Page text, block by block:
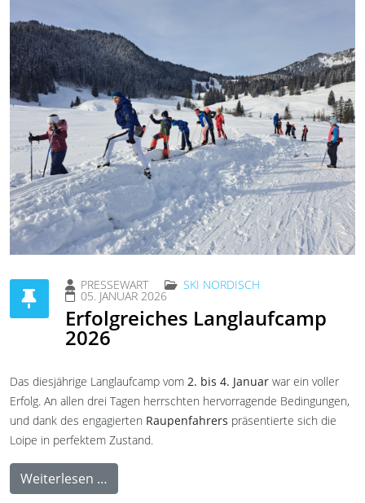
PRESSEWART SKI NORDISCH
05. JANUAR 2026
Erfolgreiches Langlaufcamp
2026
Das diesjährige Langlaufcamp vom 2. bis 4. Januar war ein voller
Erfolg. An allen drei Tagen herrschten hervorragende Bedingungen,
und dank des engagierten Raupenfahrers präsentierte sich die
Loipe in perfektem Zustand.
Weiterlesen …